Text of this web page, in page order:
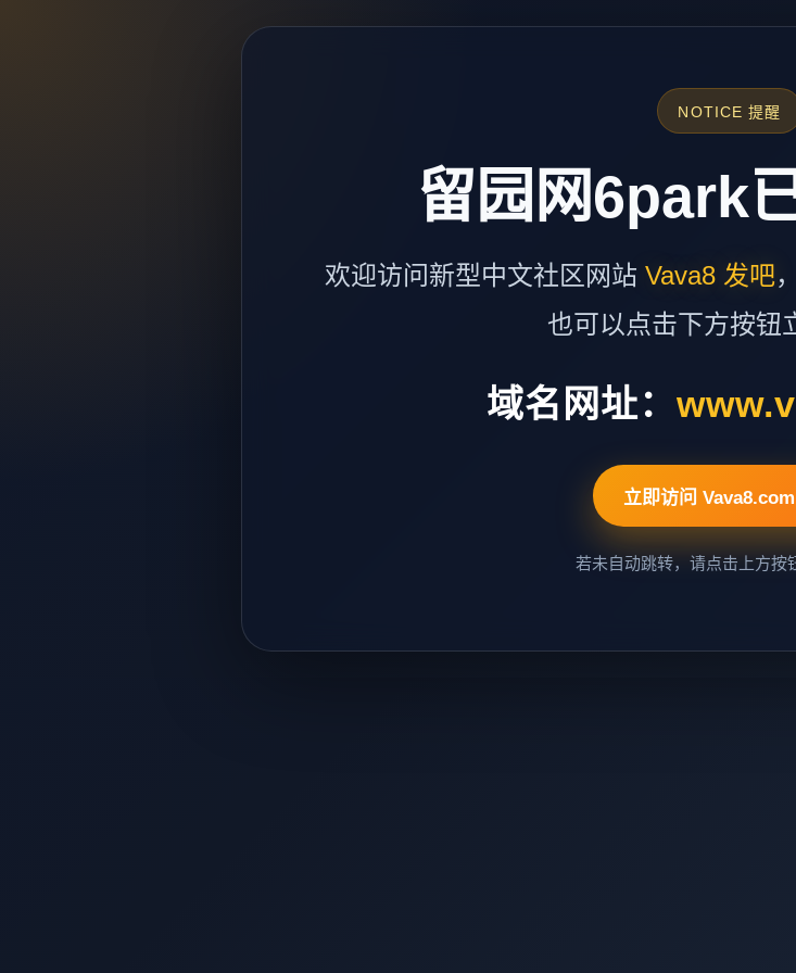
NOTICE 提醒
留园网6park
欢迎访问新型中文社区网站 Vava8 发吧
也可以点击下方按钮
域名网址：
立即访问
若未自动跳转，请点击上方按